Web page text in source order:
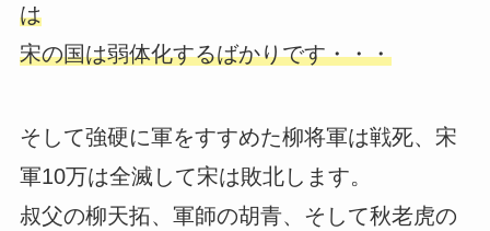
は
宋の国は弱体化するばかりです・・・
そして強硬に軍をすすめた柳将軍は戦死、宋
軍10万は全滅して宋は敗北します。
叔父の柳天拓、軍師の胡青、そして秋老虎の